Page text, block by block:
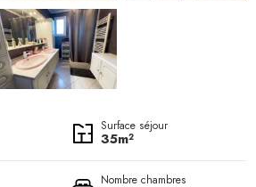
Surface séjour
35m²
Nombre chambres